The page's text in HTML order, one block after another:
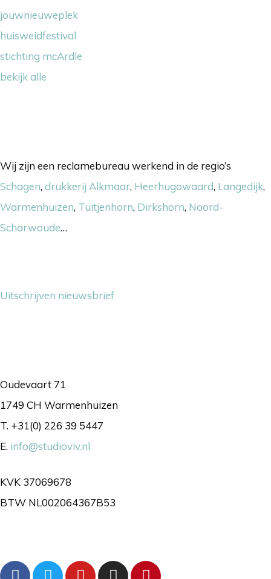
jouwnieuweplek
huisweidfestival
stichting mcArdle
bekijk alle
Wij zijn een reclamebureau werkend in de regio’s
Schagen, drukkerij Alkmaar, Heerhugowaard, Langedijk,
Warmenhuizen, Tuitjenhorn, Dirkshorn, Noord-
Scharwoude…
Uitschrijven nieuwsbrief
Oudevaart 71
1749 CH Warmenhuizen
T. +31(0) 226 39 5447
E. info@studioviv.nl
KVK 37069678
BTW NL002064367B53